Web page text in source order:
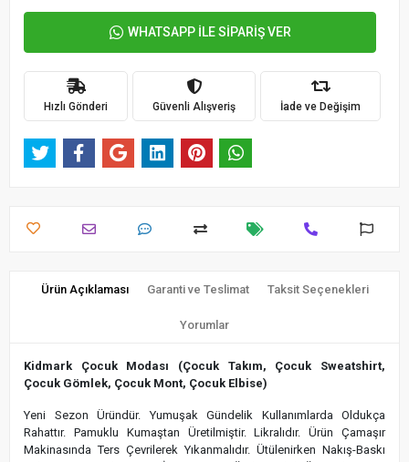
WHATSAPP İLE SİPARİŞ VER
Hızlı Gönderi Güvenli Alışveriş İade ve Değişim
Ürün Açıklaması Garanti ve Teslimat Taksit Seçenekleri
Yorumlar
Kidmark Çocuk Modası (Çocuk Takım, Çocuk Sweatshirt,
Çocuk Gömlek, Çocuk Mont, Çocuk Elbise)
Yeni Sezon Üründür. Yumuşak Gündelik Kullanımlarda Oldukça
Rahattır. Pamuklu Kumaştan Üretilmiştir. Likralıdır. Ürün Çamaşır
Makinasında Ters Çevrilerek Yıkanmalıdır. Ütülenirken Nakış-Baskı